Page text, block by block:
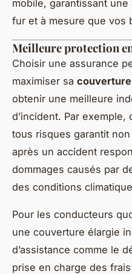
mobile, garantissant
fur et à mesure que vos
Meilleure protection
Choisir une assurance
maximiser sa
obtenir une meilleure
d’incident. Par
tous risques garantit
après un accident
dommages causés par
des conditions
Pour les conducteurs
une couverture élargie
d’assistance comme le
prise en charge des